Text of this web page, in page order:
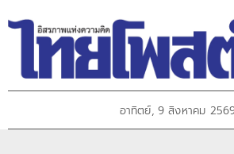
อาทิตย์, 9 สิงหาคม